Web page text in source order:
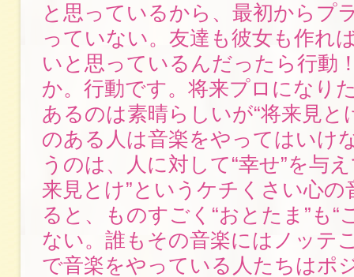
と思っているから、最初からプ
っていない。友達も彼女も作れ
いと思っているんだったら行動
か。行動です。将来プロになり
あるのは素晴らしいが“将来見と
のある人は音楽をやってはいけ
うのは、人に対して“幸せ”を与
来見とけ”というケチくさい心の
ると、ものすごく“おとたま”も“
ない。誰もその音楽にはノッテ
で音楽をやっている人たちはポ